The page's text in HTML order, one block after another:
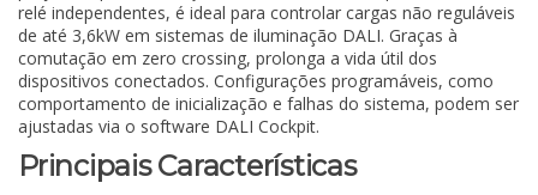
relé independentes, é ideal para controlar cargas não reguláveis
de até 3,6kW em sistemas de iluminação DALI. Graças à
comutação em zero crossing, prolonga a vida útil dos
dispositivos conectados. Configurações programáveis, como
comportamento de inicialização e falhas do sistema, podem ser
ajustadas via o software DALI Cockpit.
Principais Características